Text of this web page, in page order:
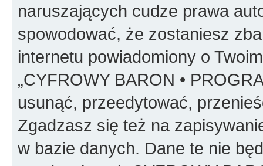
naruszających cudze prawa
spowodować, że zostaniesz
internetu powiadomiony o
„CYFROWY BARON •
usunąć, przeedytować,
Zgadzasz się też na
w bazie danych. Dane te nie